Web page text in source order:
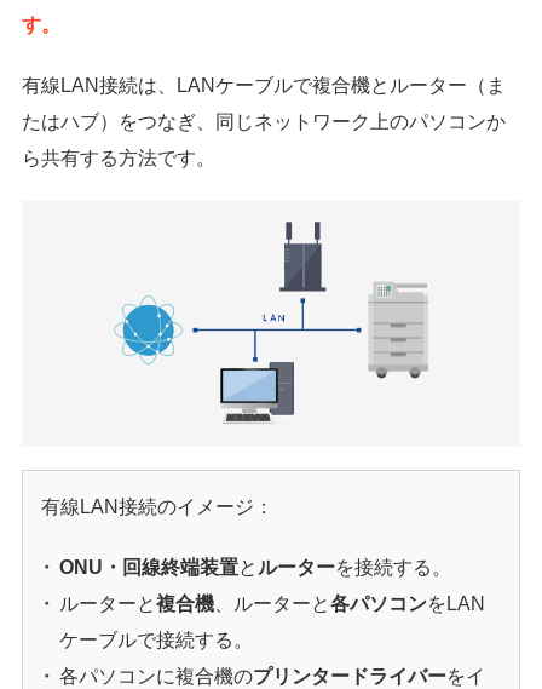
す。
有線LAN接続は、LANケーブルで複合機とルーター（ま
たはハブ）をつなぎ、同じネットワーク上のパソコンか
ら共有する方法です。
有線LAN接続のイメージ：
ONU・回線終端装置と ルーターを接続する。
ルーターと複合機、ルーターと各パソコンをLAN
ケーブルで接続する。
各パソコンに複合機のプリンタードライバーをイ